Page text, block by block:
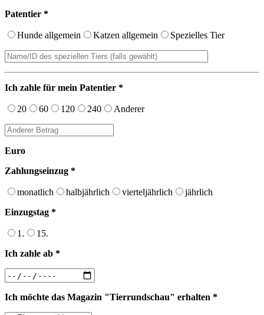
Patentier *
Hunde allgemein Katzen allgemein Spezielles Tier
Ich zahle für mein Patentier *
20 60 120 240 Anderer
Euro
Zahlungseinzug *
monatlich halbjährlich vierteljährlich
jährlich
Einzugstag *
1.
15.
Ich zahle ab *
Ich möchte das Magazin "Tierrundschau" erhalten *